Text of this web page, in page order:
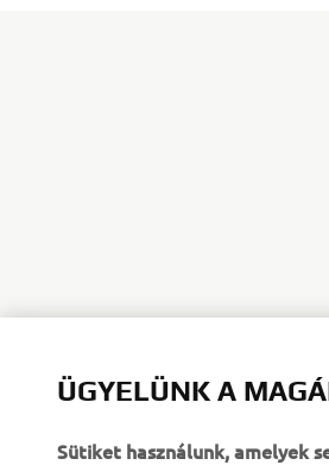
ÜGYELÜNK A
Sütiket használunk, amelyek